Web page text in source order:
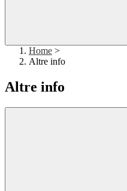
Home >
Altre info
Altre info